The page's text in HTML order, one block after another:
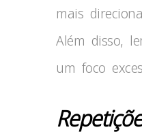
mais
Além disso,
um foco